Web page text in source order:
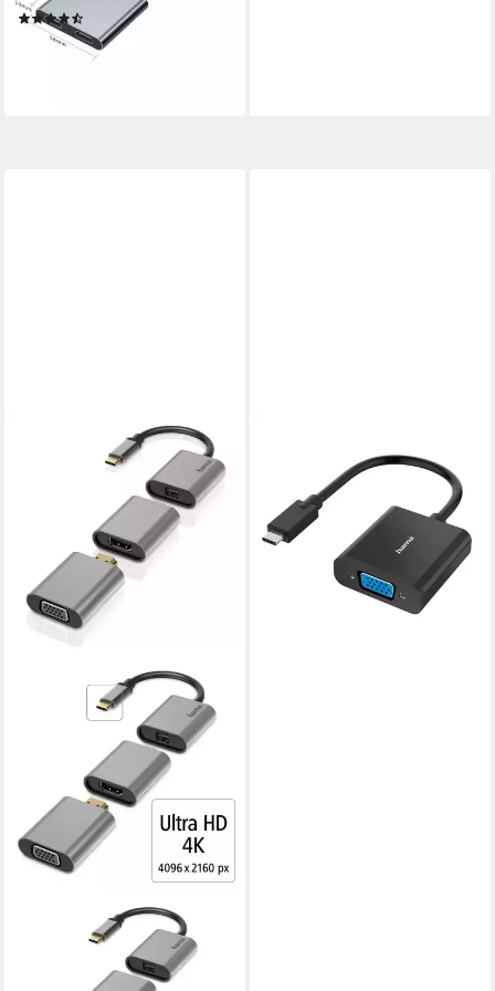
ab 18,95 € UVP
USB-C Multiport Adapter Set
6 in1, USB-C, Mini DisplayPort,
USB-Adapter Video-Adapter,
USB-C-Stecker - VGA-
Buchse, Full-HD 1080p USB-
Adapter USB-C zu VGA
ab 29,80 €
lieferbar - in 3-4 Werktagen bei dir